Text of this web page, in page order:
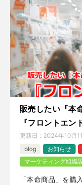
販売したい『本
『フロントエン
更新日： 2024年10月
blog
お知らせ
マーケティング組織
「本命商品」を購